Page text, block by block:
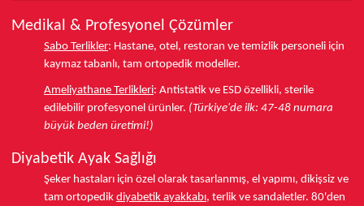
Medikal & Profesyonel Çözümler
Sabo Terlikler: Hastane, otel, restoran ve temizlik personeli için
kaymaz tabanlı, tam ortopedik modeller.
Ameliyathane Terlikleri: Antistatik ve ESD özellikli, sterile
edilebilir profesyonel ürünler. (Türkiye'de ilk: 47-48 numara
büyük beden üretimi!)
Diyabetik Ayak Sağlığı
Şeker hastaları için özel olarak tasarlanmış, el yapımı, dikişsiz ve
tam ortopedik diyabetik ayakkabı, terlik ve sandaletler. 80'den